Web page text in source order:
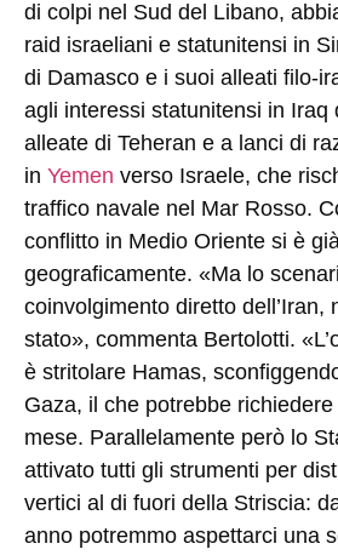
di colpi nel Sud del Libano,
raid israeliani e statunitensi in
di Damasco e i suoi alleati filo-
agli interessi statunitensi in Iraq
alleate di Teheran e a lanci di
in Yemen verso Israele, che
traffico navale nel Mar Rosso.
conflitto in Medio Oriente si è
geograficamente. «Ma lo
coinvolgimento diretto dell’Iran,
stato», commenta Bertolotti.
è stritolare Hamas,
Gaza, il che potrebbe
mese. Parallelamente però lo
attivato tutti gli strumenti per
vertici al di fuori della Striscia:
anno potremmo aspettarci una